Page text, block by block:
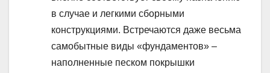
в случае и легкими сборными
конструкциями. Встречаются даже весьма
самобытные виды «фундаментов» –
наполненные песком покрышки